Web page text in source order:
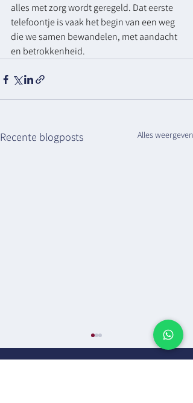
alles met zorg wordt geregeld. Dat eerste
telefoontje is vaak het begin van een weg
die we samen bewandelen, met aandacht
en betrokkenheid.
Recente blogposts Alles weergeven